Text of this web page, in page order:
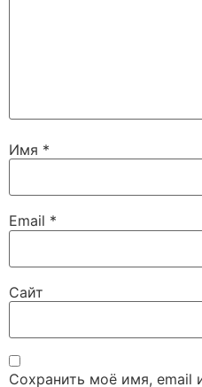
Имя *
Email *
Сайт
Сохранить моё имя, email